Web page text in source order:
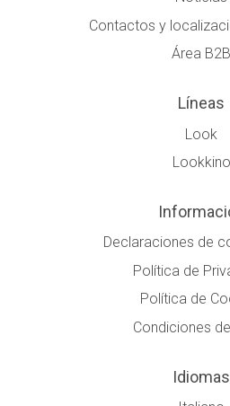
Contactos y
Área B2B
Líneas
Look
Lookkino
Declaraciones de
Política de
Política de
Condiciones
Idiomas